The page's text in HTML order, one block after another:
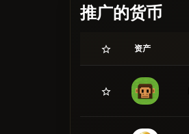
推广的货币
资产